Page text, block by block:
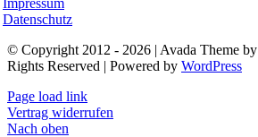
Datenschutz
© Copyright 2012 - 2026 | Avada Theme by
Rights Reserved | Powered by WordPress
Page load link
Vertrag widerrufen
Nach oben